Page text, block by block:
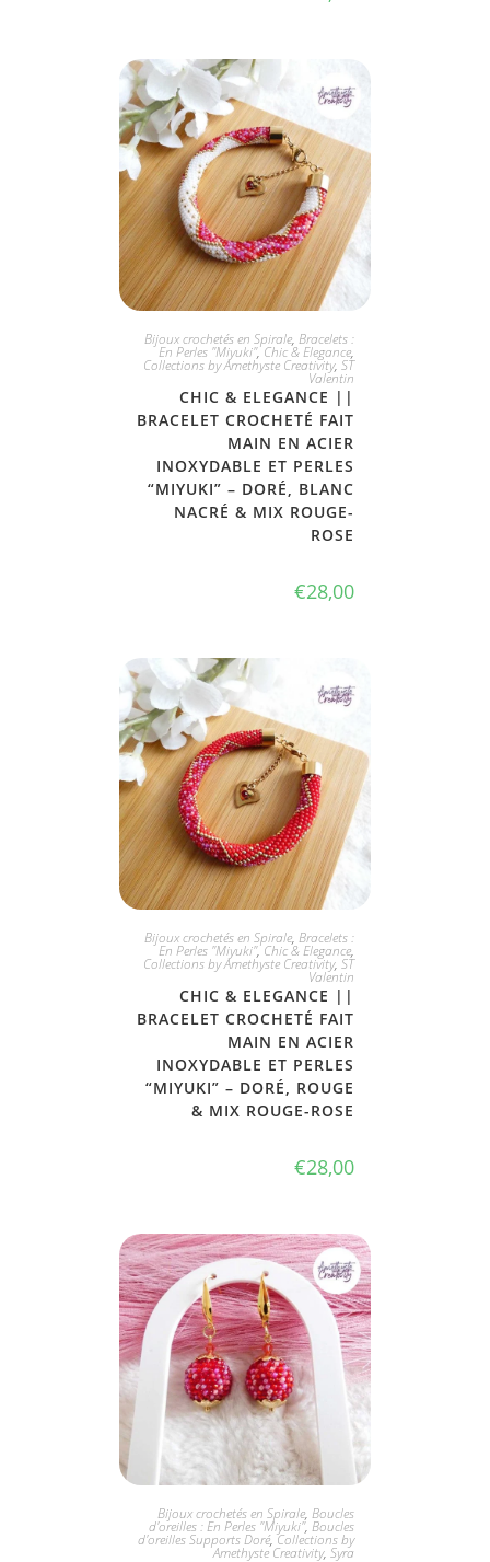
JE L'ADOPTE
Bijoux crochetés en Spirale, Bracelets :
En Perles "Miyuki",Chic & Elegance,
Collections by Amethyste Creativity, ST
Valentin
CHIC & ELEGANCE ||
BRACELET CROCHETÉ FAIT
MAIN EN ACIER
INOXYDABLE ET PERLES
“MIYUKI” – DORÉ, BLANC
NACRÉ & MIX ROUGE-
ROSE
€28,00
JE L'ADOPTE
Bijoux crochetés en Spirale, Bracelets :
En Perles "Miyuki",Chic & Elegance,
Collections by Amethyste Creativity, ST
Valentin
CHIC & ELEGANCE ||
BRACELET CROCHETÉ FAIT
MAIN EN ACIER
INOXYDABLE ET PERLES
“MIYUKI” – DORÉ, ROUGE
& MIX ROUGE-ROSE
€28,00
JE L'ADOPTE
Bijoux crochetés en Spirale, Boucles
d'oreilles : En Perles "Miyuki", Boucles
d'oreilles Supports Doré, Collections by
Amethyste Creativity, Syra